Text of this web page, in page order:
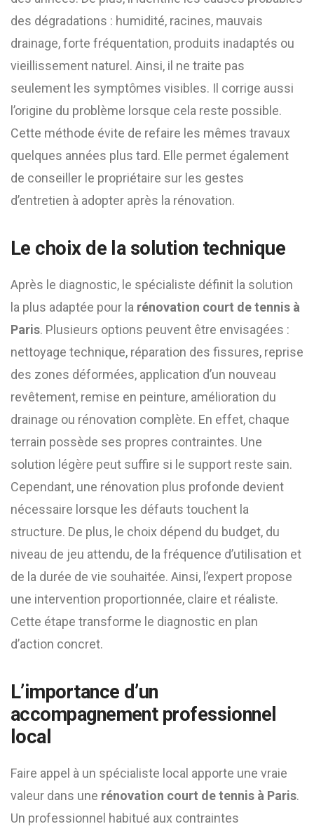
des dégradations : humidité, racines, mauvais
drainage, forte fréquentation, produits inadaptés ou
vieillissement naturel. Ainsi, il ne traite pas
seulement les symptômes visibles. Il corrige aussi
l’origine du problème lorsque cela reste possible.
Cette méthode évite de refaire les mêmes travaux
quelques années plus tard. Elle permet également
de conseiller le propriétaire sur les gestes
d’entretien à adopter après la rénovation.
Le choix de la solution technique
Après le diagnostic, le spécialiste définit la solution
la plus adaptée pour la rénovation court de tennis à
Paris. Plusieurs options peuvent être envisagées :
nettoyage technique, réparation des fissures, reprise
des zones déformées, application d’un nouveau
revêtement, remise en peinture, amélioration du
drainage ou rénovation complète. En effet, chaque
terrain possède ses propres contraintes. Une
solution légère peut suffire si le support reste sain.
Cependant, une rénovation plus profonde devient
nécessaire lorsque les défauts touchent la
structure. De plus, le choix dépend du budget, du
niveau de jeu attendu, de la fréquence d’utilisation et
de la durée de vie souhaitée. Ainsi, l’expert propose
une intervention proportionnée, claire et réaliste.
Cette étape transforme le diagnostic en plan
d’action concret.
L’importance d’un
accompagnement professionnel
local
Faire appel à un spécialiste local apporte une vraie
valeur dans une rénovation court de tennis à Paris.
Un professionnel habitué aux contraintes